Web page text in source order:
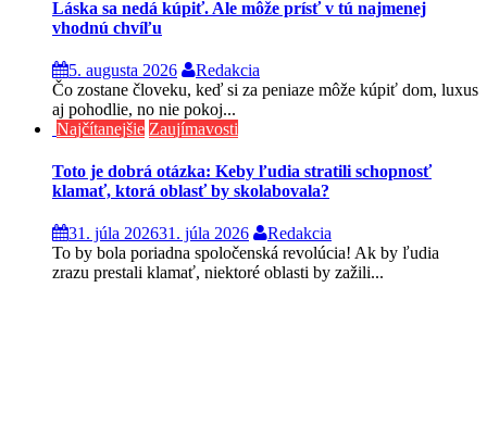
Láska sa nedá kúpiť. Ale môže prísť v tú najmenej
vhodnú chvíľu
5. augusta 2026
Redakcia
Čo zostane človeku, keď si za peniaze môže kúpiť dom, luxus
aj pohodlie, no nie pokoj...
Najčítanejšie Zaujímavosti
Toto je dobrá otázka: Keby ľudia stratili schopnosť
klamať, ktorá oblasť by skolabovala?
31. júla 202631. júla 2026
Redakcia
To by bola poriadna spoločenská revolúcia! Ak by ľudia
zrazu prestali klamať, niektoré oblasti by zažili...